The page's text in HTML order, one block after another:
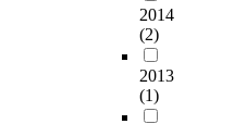
2014
(2)
2013
(1)